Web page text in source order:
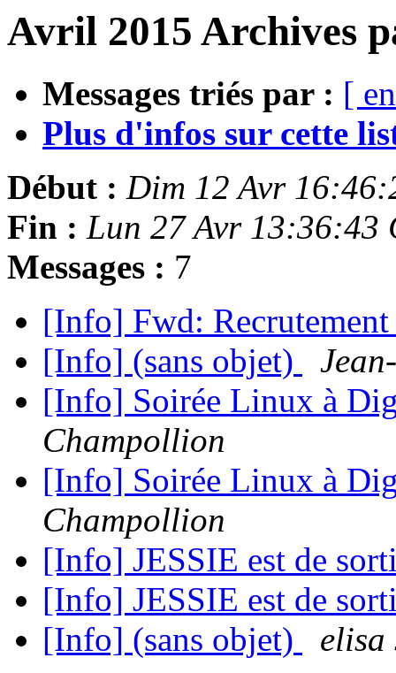
Avril 2015 Archives
Messages triés par : [
Plus d'infos sur cette
Début : Dim 12 Avr
Fin : Lun 27 Avr 13:36:43
Messages : 7
[Info] Fwd:
[Info] (sans objet)
[Info] Soirée Linux à
Champollion
[Info] Soirée Linux à
Champollion
[Info] JESSIE est de
[Info] JESSIE est de
[Info] (sans objet)